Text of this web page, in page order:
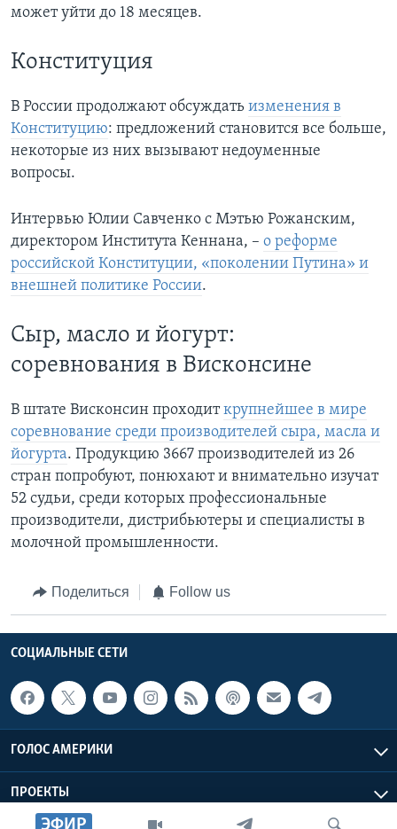
ЭФИР
может уйти до 18 месяцев.
Конституция
В России продолжают обсуждать изменения в
Конституцию: предложений становится все больше,
некоторые из них вызывают недоуменные
вопросы.
Интервью Юлии Савченко с Мэтью Рожанским,
директором Института Кеннана, – о реформе
российской Конституции, «поколении Путина» и
внешней политике России.
Сыр, масло и йогурт:
соревнования в Висконсине
В штате Висконсин проходиткрупнейшее в мире
соревнование среди производителей сыра, масла и
йогурта. Продукцию 3667 производителей из 26
стран попробуют, понюхают и внимательно изучат
52 судьи, среди которых профессиональные
производители, дистрибьютеры и специалисты в
молочной промышленности.
Поделиться Follow us
СОЦИАЛЬНЫЕ СЕТИ
ГОЛОС АМЕРИКИ
ПРОЕКТЫ